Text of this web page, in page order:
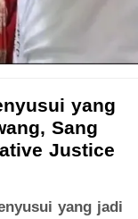
yang
Sang
Justice
yang jadi